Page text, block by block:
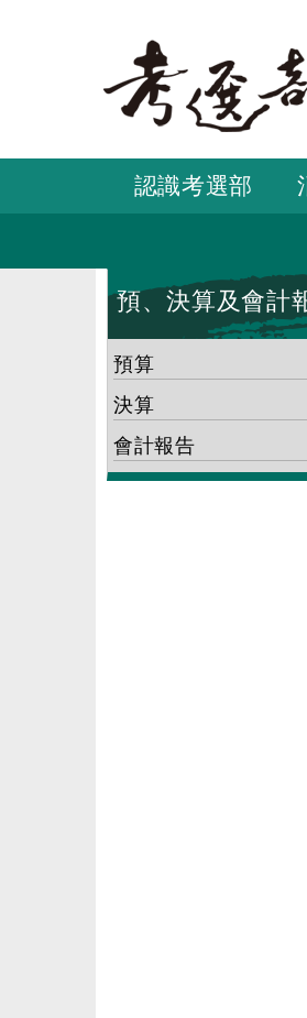
要
容
認識考選部
預、決算及會計
預算
決算
會計報告